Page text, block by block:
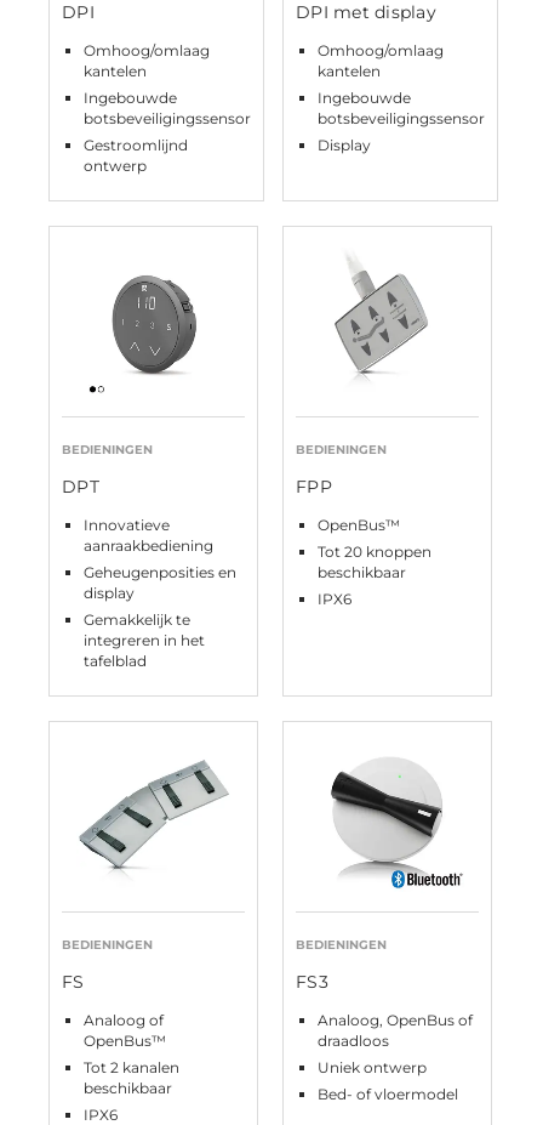
DPI
Omhoog/omlaag
kantelen
Ingebouwde
botsbeveiligingssensor
Gestroomlijnd
ontwerp
DPI met display
Omhoog/omlaag
kantelen
Ingebouwde
botsbeveiligingssensor
Display
BEDIENINGEN
DPT
Innovatieve
aanraakbediening
Geheugenposities en
display
Gemakkelijk te
integreren in het
tafelblad
BEDIENINGEN
FPP
OpenBus™
Tot 20 knoppen
beschikbaar
IPX6
BEDIENINGEN
FS
Analoog of
OpenBus™
Tot 2 kanalen
beschikbaar
IPX6
BEDIENINGEN
FS3
Analoog, OpenBus of
draadloos
Uniek ontwerp
Bed- of vloermodel